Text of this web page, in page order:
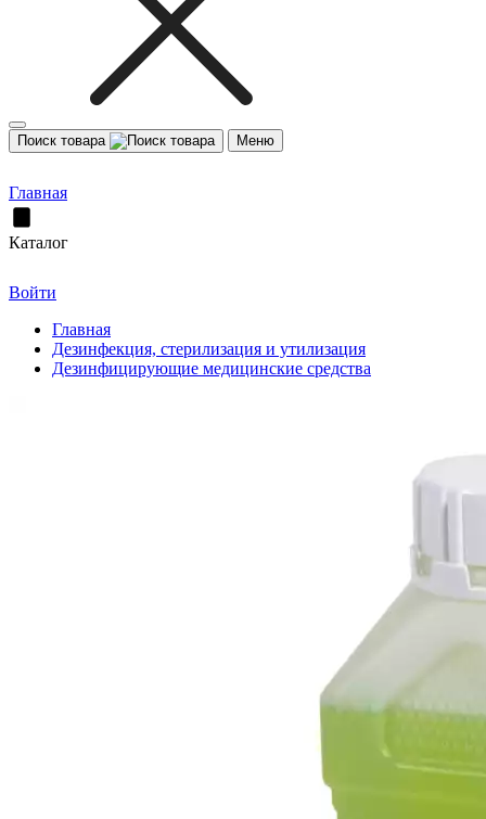
Поиск товара Меню
Главная
Каталог
Войти
Главная
Дезинфекция, стерилизация и утилизация
Дезинфицирующие медицинские средства